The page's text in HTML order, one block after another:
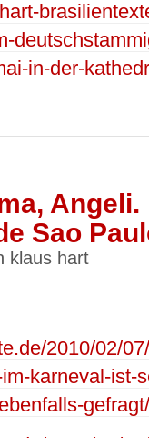
in-der-
Angeli.
Sao
klaus hart
2010/02/
karneval-ist-
gefragt/